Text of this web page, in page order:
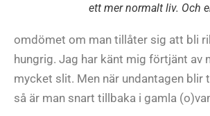
ett mer normalt liv. Och
omdömet om man tillåter sig att bli
hungrig. Jag har känt mig förtjänt av
mycket slit. Men när undantagen blir
så är man snart tillbaka i gamla